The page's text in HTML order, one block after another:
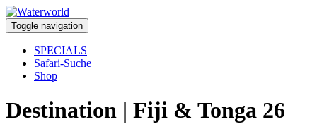
Toggle navigation
SPECIALS
Safari-Suche
Shop
Destination | Fiji & Tonga 26